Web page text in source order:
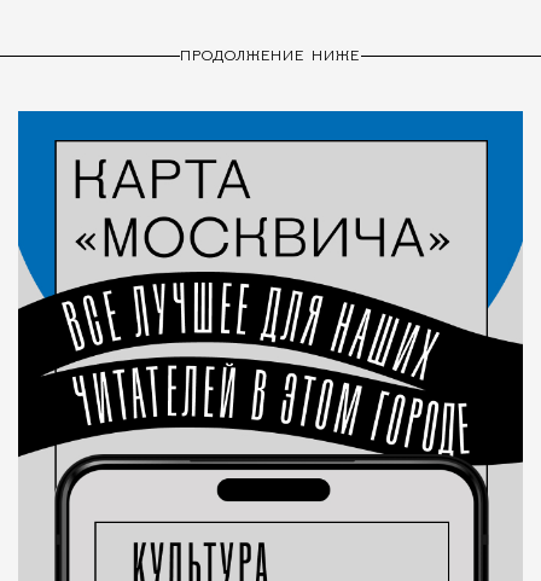
ПРОДОЛЖЕНИЕ НИЖЕ